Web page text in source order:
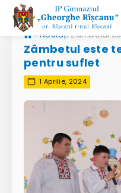
» Noutăți
Zâmbetul este
pentru suflet
1 Aprilie, 2024